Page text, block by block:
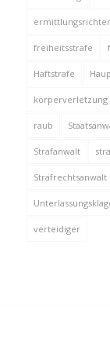
ermittlungsrichter
freiheitsstrafe
Haftstrafe
körperverletzung
raub
Strafanwalt
Strafrechtsanwalt
verteidiger